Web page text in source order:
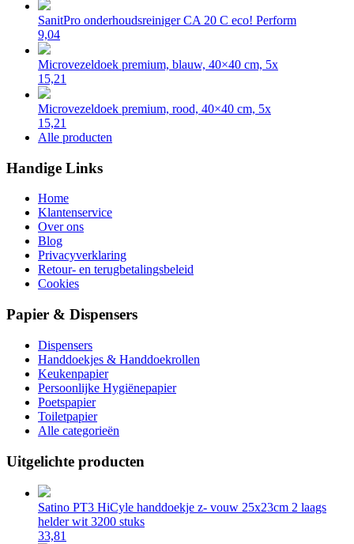
SanitPro onderhoudsreiniger CA 20 C eco! Perform
9,04
Microvezeldoek premium, blauw, 40×40 cm, 5x
15,21
Microvezeldoek premium, rood, 40×40 cm, 5x
15,21
Alle producten
Handige Links
Home
Klantenservice
Over ons
Blog
Privacyverklaring
Retour- en terugbetalingsbeleid
Cookies
Papier & Dispensers
Dispensers
Handdoekjes & Handdoekrollen
Keukenpapier
Persoonlijke Hygiënepapier
Poetspapier
Toiletpapier
Alle categorieën
Uitgelichte producten
Satino PT3 HiCyle handdoekje z- vouw 25x23cm 2 laags
helder wit 3200 stuks
33,81